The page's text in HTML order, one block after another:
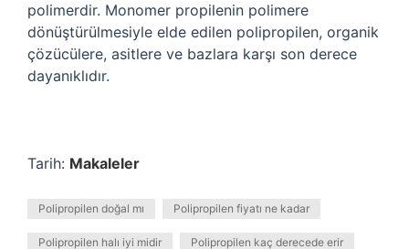
polimerdir. Monomer propilenin polimere
dönüştürülmesiyle elde edilen polipropilen, organik
çözücülere, asitlere ve bazlara karşı son derece
dayanıklıdır.
Tarih: Makaleler
Polipropilen doğal mı Polipropilen fiyatı ne kadar
Polipropilen halı iyi midir Polipropilen kaç derecede erir